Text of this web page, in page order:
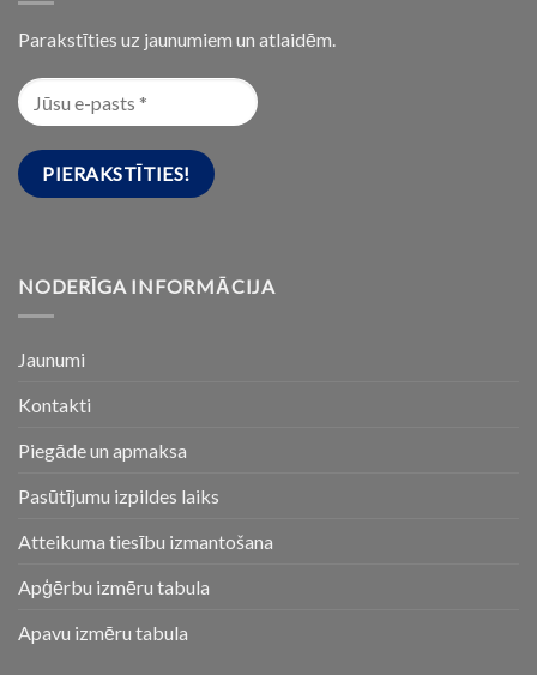
Parakstīties uz jaunumiem un atlaidēm.
NODERĪGA INFORMĀCIJA
Jaunumi
Kontakti
Piegāde un apmaksa
Pasūtījumu izpildes laiks
Atteikuma tiesību izmantošana
Apģērbu izmēru tabula
Apavu izmēru tabula